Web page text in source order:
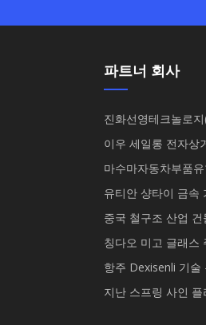
파트너 회사
진화선영테크놀로
이우 세일롱 전자상
마수마자동차부품
유티안 샹타이 금속
중국 철구조 산업 건
칭다오 미고 글래스
항주 Dexisenli 기술
지난 스프링 사인